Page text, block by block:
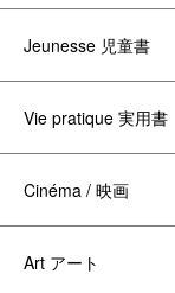
Jeunesse 児童書
Vie pratique 実用書
Cinéma / 映画
Art アート